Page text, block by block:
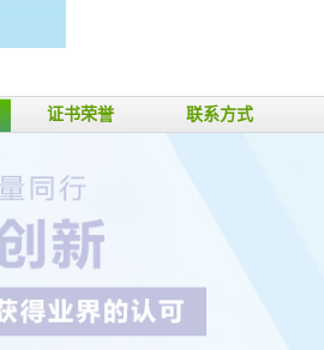
证书荣誉 联系方式